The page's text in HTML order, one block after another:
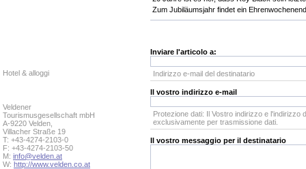
Hotel & alloggi
Veldener
Tourismusgesellschaft mbH
A-9220 Velden,
Villacher Straße 19
T: +43-4274-2103-0
F: +43-4274-2103-50
M: info@velden.at
W: http://www.velden.co.at
Zum Jubiläumsjahr findet ein
Inviare l'articolo a:
Indirizzo e-mail del destinatario
Il vostro indirizzo e-mail
Protezione dati: Il Vostro indirizzo e l'indirizzo
exclusivamente per trasmissione dati.
Il vostro messaggio per il destinatario